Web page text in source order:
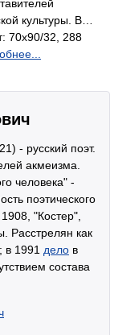
культуры. В…
70x90/32, 288
- русский поэт.
акмеизма.
человека" -
поэтического
"Костер",
Расстрелян как
в 1991 дело в
состава